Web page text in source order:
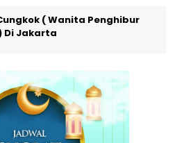
( Wanita Penghibur
Di Jakarta